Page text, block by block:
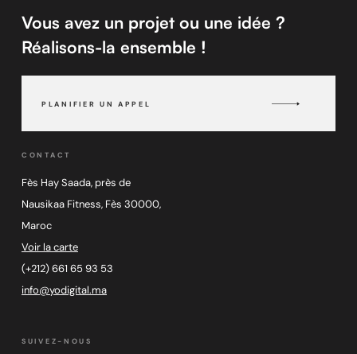
Vous avez un projet ou une idée ?
Réalisons-la ensemble !
PLANIFIER UN APPEL
CONTACT
Fès Hay Saada, près de
Nausikaa Fitness, Fès 30000,
Maroc
Voir la carte
Voir la carte
(+212) 661 65 93 53
info@yodigital.ma
SUIVEZ-NOUS